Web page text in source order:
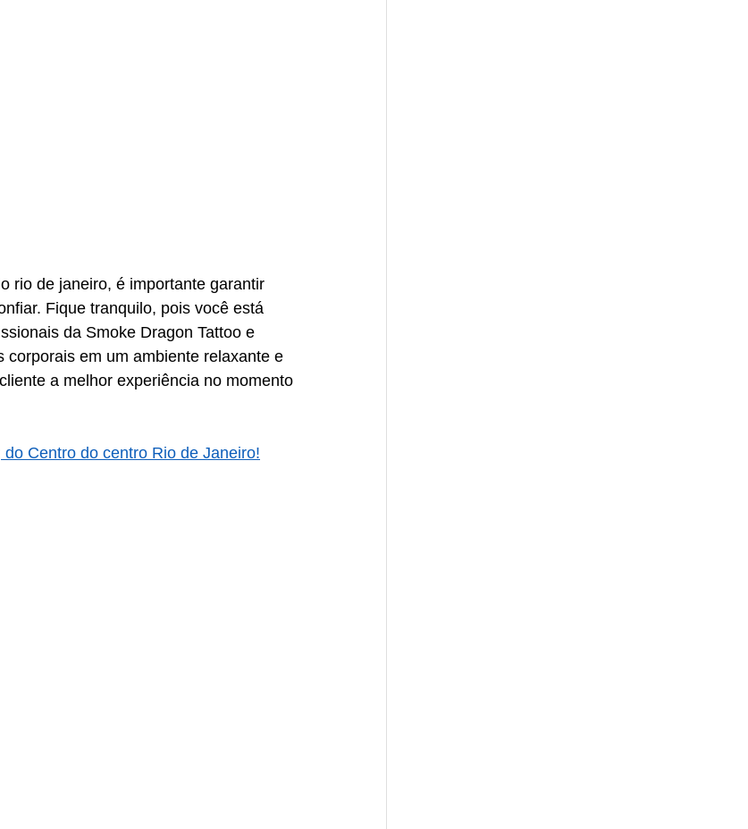
rio de janeiro, é importante garantir
Fique tranquilo, pois você está
da Smoke Dragon Tattoo e
em um ambiente relaxante e
a melhor experiência no momento
do Centro do centro Rio de Janeiro!